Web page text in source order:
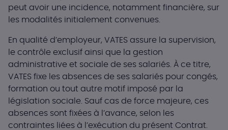
peut avoir une incidence, notamment financière, sur
les modalités initialement convenues.
En qualité d’employeur, VATES assure la supervision,
le contrôle exclusif ainsi que la gestion
administrative et sociale de ses salariés. À ce titre,
VATES fixe les absences de ses salariés pour congés,
formation ou tout autre motif imposé par la
législation sociale. Sauf cas de force majeure, ces
absences sont fixées à l’avance, selon les
contraintes liées à l’exécution du présent Contrat.